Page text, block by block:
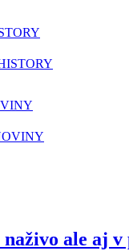
ale aj v